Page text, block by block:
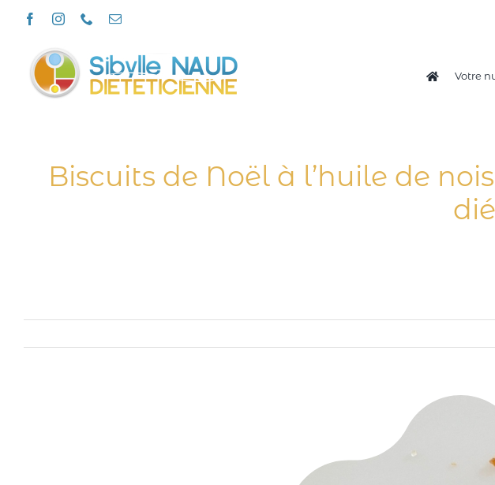
FacebookInstagramTéléphone
Email
Votre
Biscuits de Noël à l’huile de